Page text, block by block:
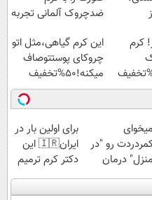
ضدچروک آلمانی تجربه
کرم
این کرم گیاهی،مثل اتو
چروکای پوستتوصاف
میکنه!50%تخفیف
میخوای
رو "در
منزل" درمان
(◂فیلم +
برای اولین بار در
ایران🇮🇷 این
دکتر کرم ترمیم
کننده 23 روزه
ساخت!